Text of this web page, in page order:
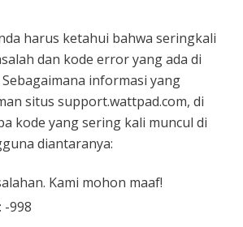
harus ketahui bahwa seringkali
dan kode error yang ada di
informasi yang
situs support.wattpad.com, di
kode yang sering kali muncul di
diantaranya:
Kami mohon maaf!
-998